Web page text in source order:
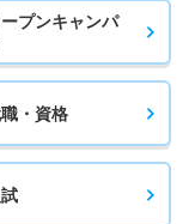
プンキャンパ
・資格